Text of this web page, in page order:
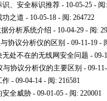
识、安全标识推荐 - 10-05-25 - 阅
功之道 - 10-05-18 - 阅: 264722
分析系统介绍 - 10-04-29 - 阅:
协议分析仪的区别 - 09-11-19 -
处不在的无线网安全问题 - 09-
协议分析仪的主要区别 - 09-
作 - 09-04-14 - 阅: 216581
安全威胁 - 09-01-05 - 阅: 220001